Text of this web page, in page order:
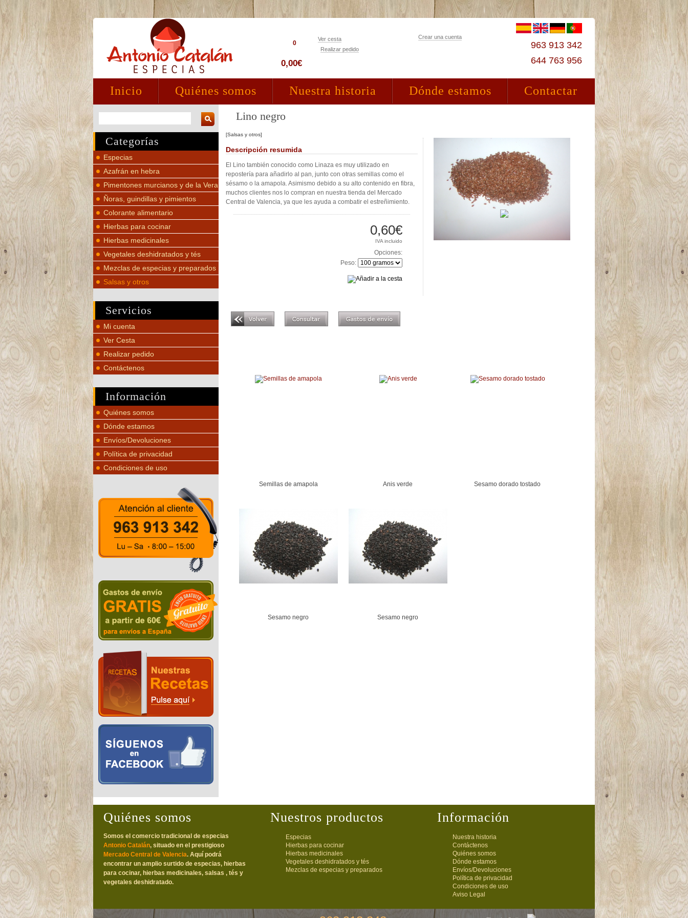
963 913 342
644 763 956
Crear una cuenta
0,00€
0
Ver cesta
Realizar pedido
Inicio Quiénes somos Nuestra historia Dónde estamos Contactar
Categorías
Especias
Azafrán en hebra
Pimentones murcianos y de la Vera
Ñoras, guindillas y pimientos
Colorante alimentario
Hierbas para cocinar
Hierbas medicinales
Vegetales deshidratados y tés
Mezclas de especias y preparados
Salsas y otros
Servicios
Mi cuenta
Ver Cesta
Realizar pedido
Contáctenos
Información
Quiénes somos
Dónde estamos
Envíos/Devoluciones
Política de privacidad
Condiciones de uso
Lino negro
[Salsas y otros]
Descripción resumida
El Lino también conocido como Linaza es muy utilizado en
repostería para añadirlo al pan, junto con otras semillas como el
sésamo o la amapola. Asimismo debido a su alto contenido en fibra,
muchos clientes nos lo compran en nuestra tienda del Mercado
Central de Valencia, ya que les ayuda a combatir el estreñimiento.
0,60€
IVA incluido
Opciones:
Peso:
Semillas de amapola Anis verde Sesamo dorado tostado
Sesamo negro Sesamo negro
Quiénes somos
Somos el comercio tradicional de especias
Antonio Catalán, situado en el prestigioso
Mercado Central de Valencia. Aquí podrá
encontrar un amplio surtido de especias, hierbas
para cocinar, hierbas medicinales, salsas , tés y
vegetales deshidratado.
Nuestros productos
Especias
Hierbas para cocinar
Hierbas medicinales
Vegetales deshidratados y tés
Mezclas de especias y preparados
Información
Nuestra historia
Contáctenos
Quiénes somos
Dónde estamos
Envíos/Devoluciones
Política de privacidad
Condiciones de uso
Aviso Legal